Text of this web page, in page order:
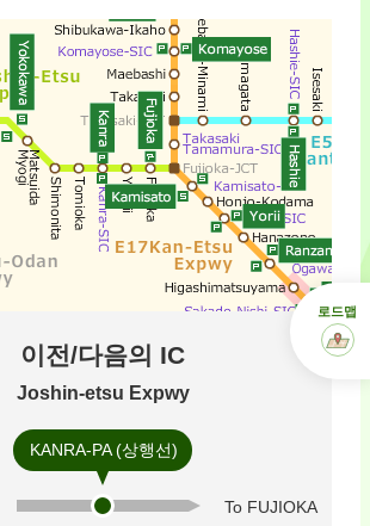
이전/다음의 IC
Joshin-etsu Expwy
KANRA-PA (상행선)
To FUJIOKA
로드맵